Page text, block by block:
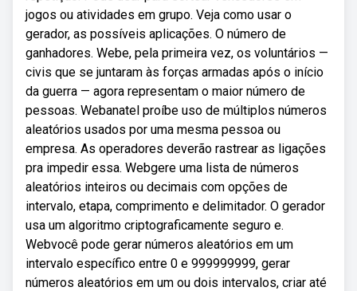
jogos ou atividades em grupo. Veja como usar o
gerador, as possíveis aplicações. O número de
ganhadores. Webe, pela primeira vez, os voluntários —
civis que se juntaram às forças armadas após o início
da guerra — agora representam o maior número de
pessoas. Webanatel proíbe uso de múltiplos números
aleatórios usados por uma mesma pessoa ou
empresa. As operadores deverão rastrear as ligações
pra impedir essa. Webgere uma lista de números
aleatórios inteiros ou decimais com opções de
intervalo, etapa, comprimento e delimitador. O gerador
usa um algoritmo criptograficamente seguro e.
Webvocê pode gerar números aleatórios em um
intervalo específico entre 0 e 999999999, gerar
números aleatórios em um ou dois intervalos, criar até